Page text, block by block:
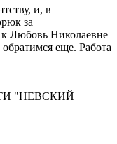
и, в
за
к Любовь Николаевне
еще. Работа
"НЕВСКИЙ